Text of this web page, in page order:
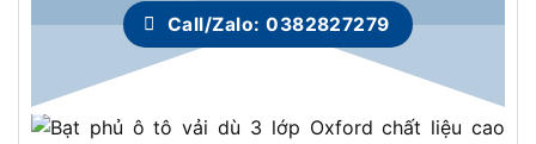
Call/Zalo: 0382827279